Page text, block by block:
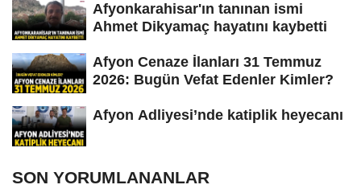
Afyonkarahisar'ın tanınan ismi
Ahmet Dikyamaç hayatını kaybetti
Afyon Cenaze İlanları 31 Temmuz
2026: Bugün Vefat Edenler Kimler?
Afyon Adliyesi’nde katiplik heyecanı
SON YORUMLANANLAR